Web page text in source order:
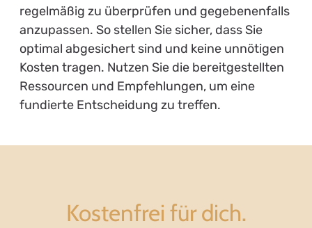
regelmäßig zu überprüfen und gegebenenfalls
anzupassen. So stellen Sie sicher, dass Sie
optimal abgesichert sind und keine unnötigen
Kosten tragen. Nutzen Sie die bereitgestellten
Ressourcen und Empfehlungen, um eine
fundierte Entscheidung zu treffen.
Kostenfrei für dich.